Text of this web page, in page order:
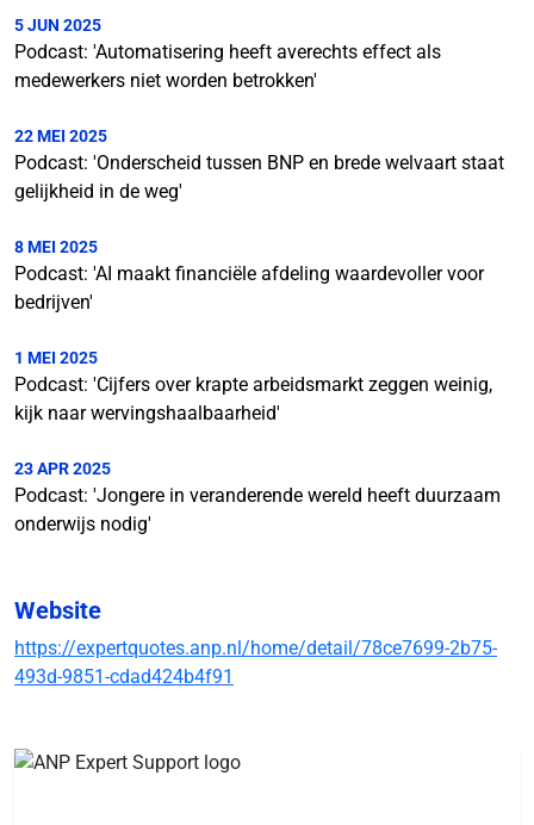
5 JUN 2025
Podcast: 'Automatisering heeft averechts effect als
medewerkers niet worden betrokken'
22 MEI 2025
Podcast: 'Onderscheid tussen BNP en brede welvaart staat
gelijkheid in de weg'
8 MEI 2025
Podcast: 'AI maakt financiële afdeling waardevoller voor
bedrijven'
1 MEI 2025
Podcast: 'Cijfers over krapte arbeidsmarkt zeggen weinig,
kijk naar wervingshaalbaarheid'
23 APR 2025
Podcast: 'Jongere in veranderende wereld heeft duurzaam
onderwijs nodig'
Website
https://expertquotes.anp.nl/home/detail/78ce7699-2b75-
493d-9851-cdad424b4f91